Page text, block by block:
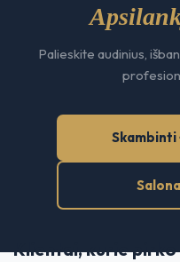
Palieskite audinius,
Skambinti
Klientai, kurie